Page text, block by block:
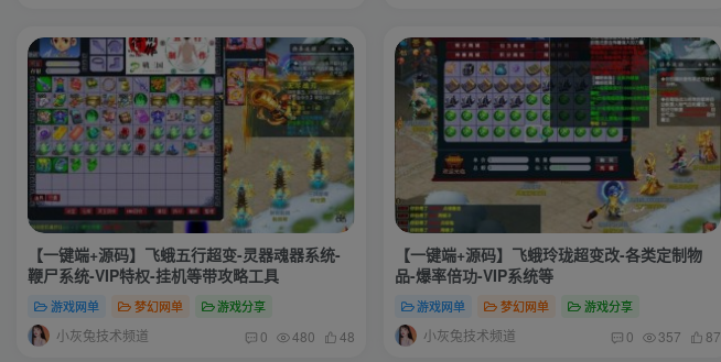
【一键端+源码】飞蛾五行超变-灵器魂器系统-
鞭尸系统-VIP特权-挂机等带攻略工具
游戏网单 梦幻网单 游戏分享
小灰兔技术频道 0 480 48
【一键端+源码】飞蛾玲珑超变改-各类定制物
品-爆率倍功-VIP系统等
游戏网单 梦幻网单 游戏分享
小灰兔技术频道 0 357 87